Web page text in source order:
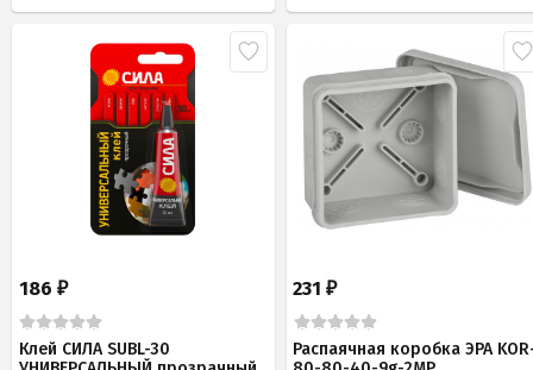
186 ₽
Клей СИЛА SUBL-30
231₽
Распаячная коробка ЭРА